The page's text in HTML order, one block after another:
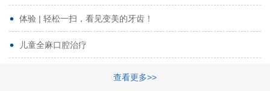
路娜 商晔
周碧玲
体验 | 轻松一扫，看见变美的牙齿！
儿童全麻口腔治疗
查看更多>>